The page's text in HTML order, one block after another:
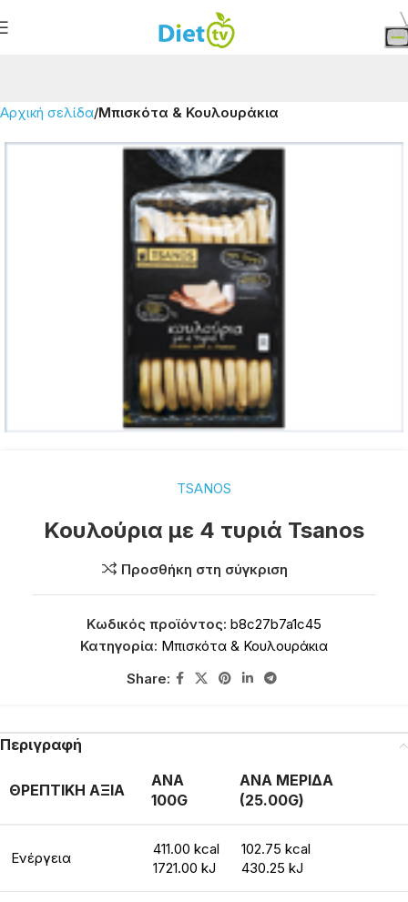
Αρχική σελίδα Μπισκότα & Κουλουράκια
TSANOS
Κουλούρια με 4 τυριά Tsanos
Προσθήκη στη σύγκριση
Κωδικός προϊόντος: b8c27b7a1c45
Κατηγορία: Μπισκότα & Κουλουράκια
Share:
Περιγραφή
ΘΡΕΠΤΙΚΗ ΑΞΙΑ
ΑΝΑ
100G
ΑΝΑ ΜΕΡΙΔΑ
(25.00G)
Ενέργεια
411.00 kcal
1721.00 kJ
102.75 kcal
430.25 kJ